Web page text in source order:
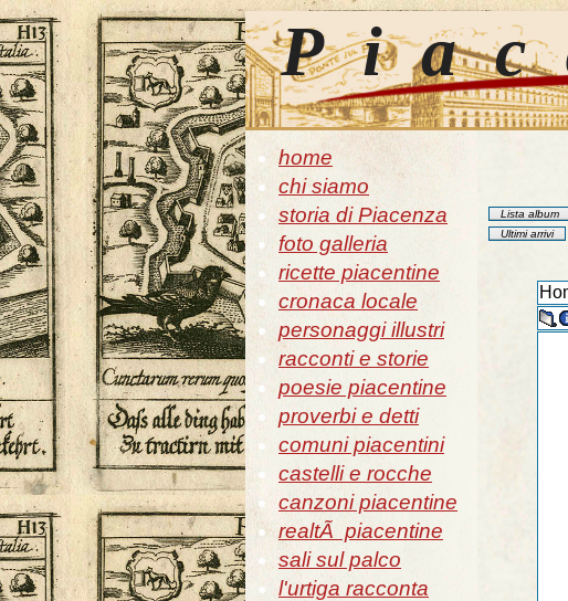
home
chi siamo
storia di Piacenza
foto galleria
ricette piacentine
cronaca locale
personaggi illustri
racconti e storie
poesie piacentine
proverbi e detti
comuni piacentini
castelli e rocche
canzoni piacentine
realtÃ piacentine
sali sul palco
l'urtiga racconta
Lista album
Ultimi arrivi